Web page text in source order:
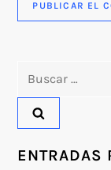
ENTRADAS